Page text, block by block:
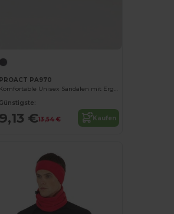
PROACT PA970
Komfortable Unisex Sandalen mit Ergonomischer Sohle
Günstigste:
9,13 €13,54 € Kaufen